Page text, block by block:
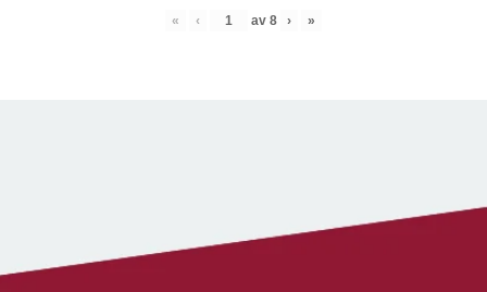
« ‹ av 8 › »